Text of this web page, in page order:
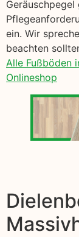
ein. Wir
beachten
Alle Fußböden
Onlineshop